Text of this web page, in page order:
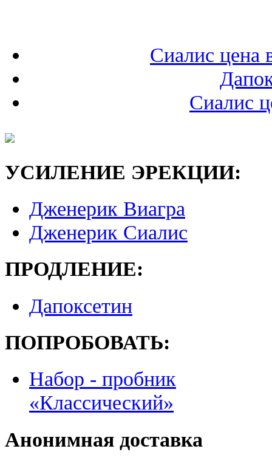
Сиалис цена
Сиалис
УСИЛЕНИЕ ЭРЕКЦИИ:
Дженерик Виагра
Дженерик Сиалис
ПРОДЛЕНИЕ:
Дапоксетин
ПОПРОБОВАТЬ:
Набор - пробник
«Классический»
Анонимная доставка